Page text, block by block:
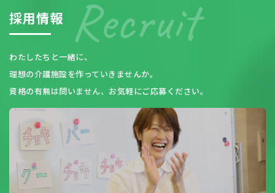
採用情報
わたしたちと一緒に、
理想の介護施設を作っていきませんか。
資格の有無は問いません、お気軽にご応募ください。